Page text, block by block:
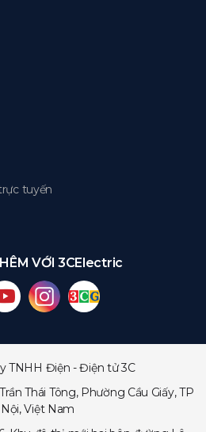
tuyến
VỚI 3CElectric
TNHH Điện - Điện tử 3C
Thái Tông, Phường Cầu Giấy, TP
Việt Nam